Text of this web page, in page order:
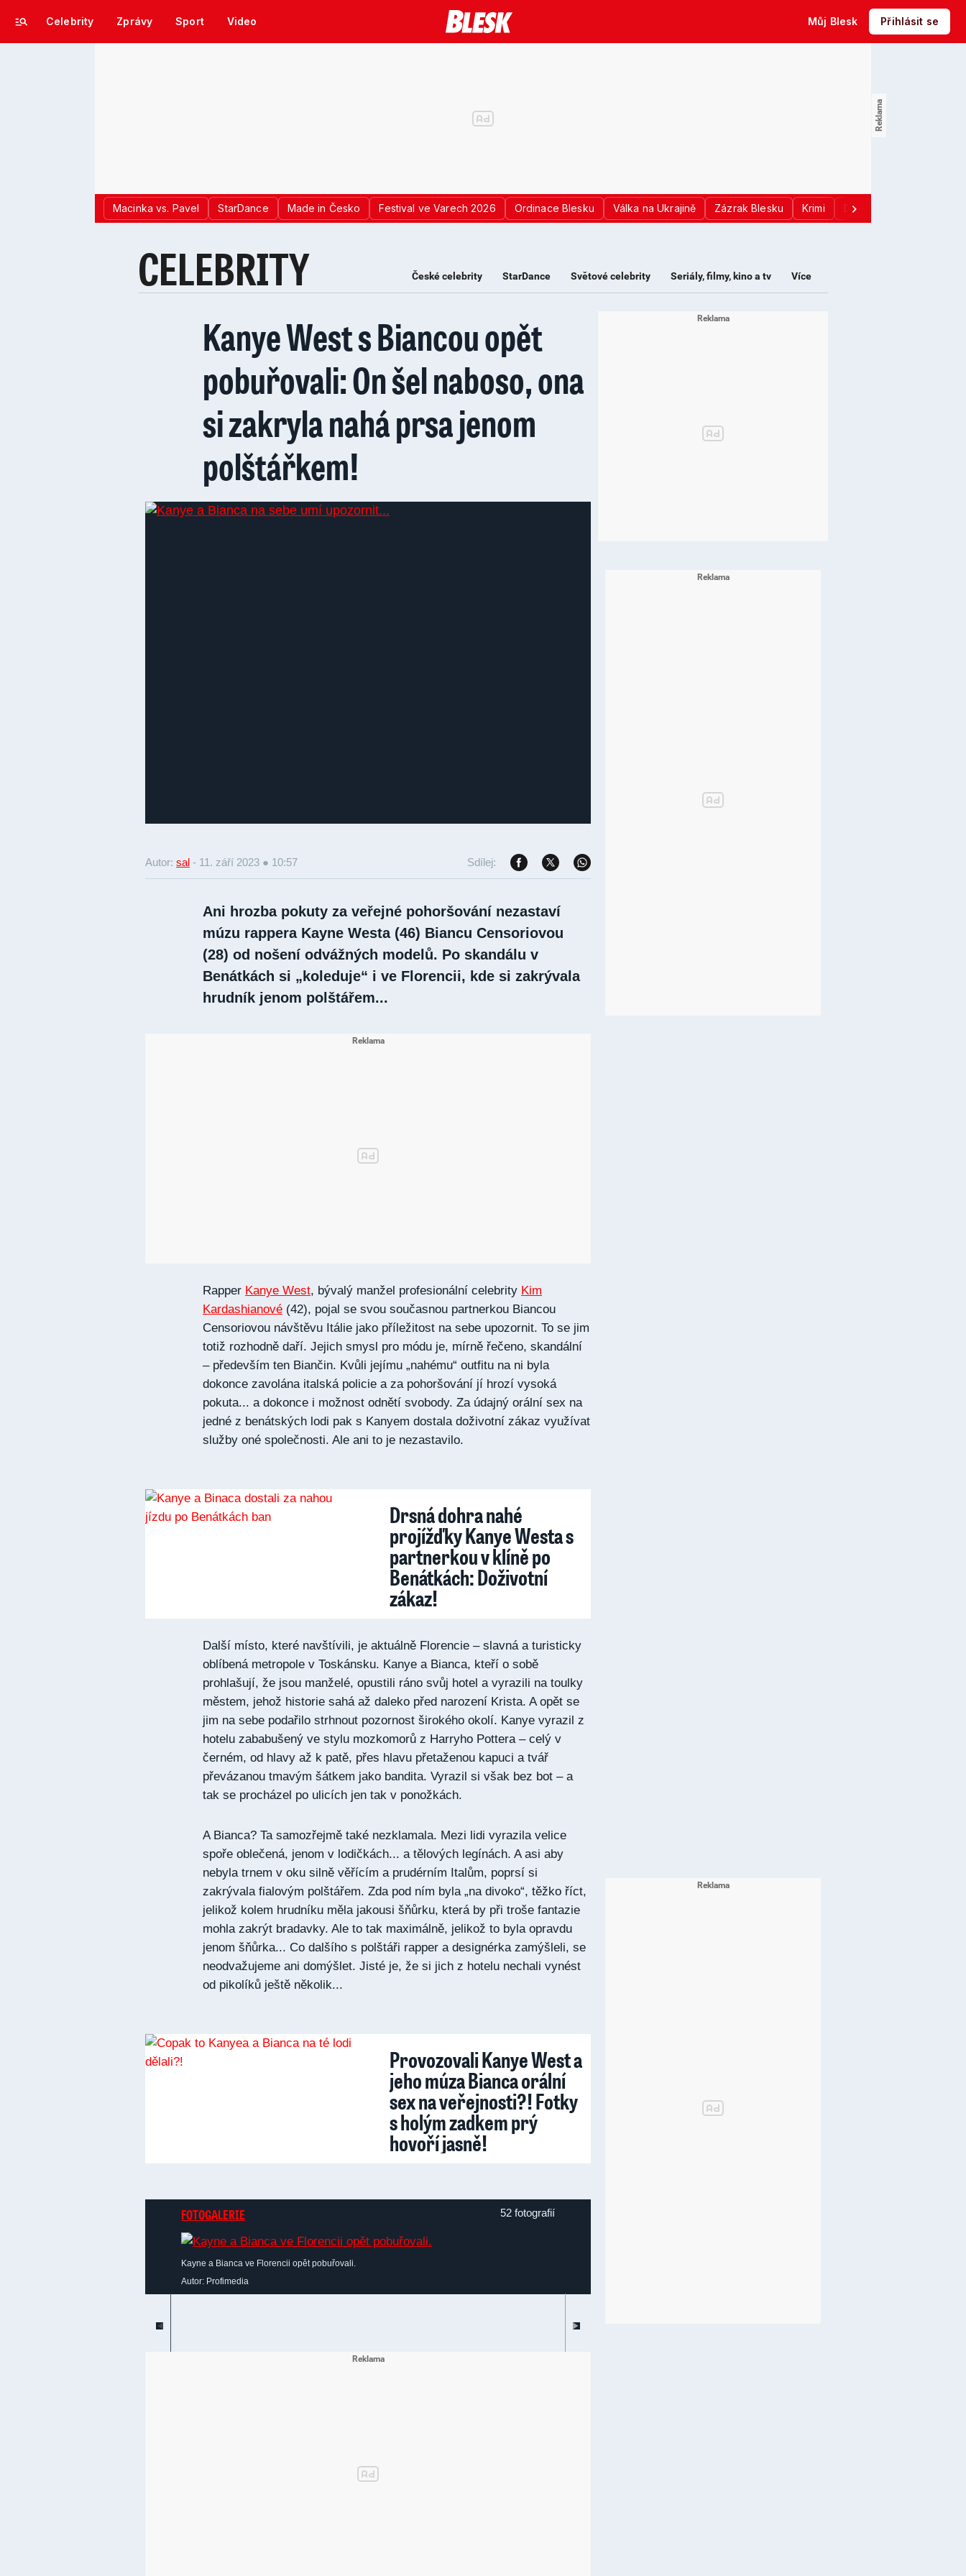
Celebrity Zprávy Sport Video Můj Blesk Přihlásit se
Macinka vs. Pavel StarDance Made in Česko Festival ve Varech 2026 Ordinace Blesku Válka na Ukrajině Zázrak Blesku Krimi Donald Trump
CELEBRITY České celebrity StarDance Světové celebrity Seriály, filmy, kino a tv Více
Kanye West s Biancou opět
pobuřovali: On šel naboso, ona
si zakryla nahá prsa jenom
polštářkem!
Autor: sal - 11. září 2023 ● 10:57 Sdílej:
Ani hrozba pokuty za veřejné pohoršování nezastaví
múzu rappera Kayne Westa (46) Biancu Censoriovou
(28) od nošení odvážných modelů. Po skandálu v
Benátkách si „koleduje“ i ve Florencii, kde si zakrývala
hrudník jenom polštářem...
Rapper Kanye West, bývalý manžel profesionální celebrity Kim
Kardashianové (42), pojal se svou současnou partnerkou Biancou
Censoriovou návštěvu Itálie jako příležitost na sebe upozornit. To se jim
totiž rozhodně daří. Jejich smysl pro módu je, mírně řečeno, skandální
– především ten Biančin. Kvůli jejímu „nahému“ outfitu na ni byla
dokonce zavolána italská policie a za pohoršování jí hrozí vysoká
pokuta... a dokonce i možnost odnětí svobody. Za údajný orální sex na
jedné z benátských lodi pak s Kanyem dostala doživotní zákaz využívat
služby oné společnosti. Ale ani to je nezastavilo.
Drsná dohra nahé
projížďky Kanye Westa s
partnerkou v klíně po
Benátkách: Doživotní
zákaz!
Další místo, které navštívili, je aktuálně Florencie – slavná a turisticky
oblíbená metropole v Toskánsku. Kanye a Bianca, kteří o sobě
prohlašují, že jsou manželé, opustili ráno svůj hotel a vyrazili na toulky
městem, jehož historie sahá až daleko před narození Krista. A opět se
jim na sebe podařilo strhnout pozornost širokého okolí. Kanye vyrazil z
hotelu zababušený ve stylu mozkomorů z Harryho Pottera – celý v
černém, od hlavy až k patě, přes hlavu přetaženou kapuci a tvář
převázanou tmavým šátkem jako bandita. Vyrazil si však bez bot – a
tak se procházel po ulicích jen tak v ponožkách.
A Bianca? Ta samozřejmě také nezklamala. Mezi lidi vyrazila velice
spoře oblečená, jenom v lodičkách... a tělových legínách. A asi aby
nebyla trnem v oku silně věřícím a prudérním Italům, poprsí si
zakrývala fialovým polštářem. Zda pod ním byla „na divoko“, těžko říct,
jelikož kolem hrudníku měla jakousi šňůrku, která by při troše fantazie
mohla zakrýt bradavky. Ale to tak maximálně, jelikož to byla opravdu
jenom šňůrka... Co dalšího s polštáři rapper a designérka zamýšleli, se
neodvažujeme ani domýšlet. Jisté je, že si jich z hotelu nechali vynést
od pikolíků ještě několik...
Provozovali Kanye West a
jeho múza Bianca orální
sex na veřejnosti?! Fotky
s holým zadkem prý
hovoří jasně!
FOTOGALERIE 52 fotografií
Kayne a Bianca ve Florencii opět pobuřovali.
Autor: Profimedia